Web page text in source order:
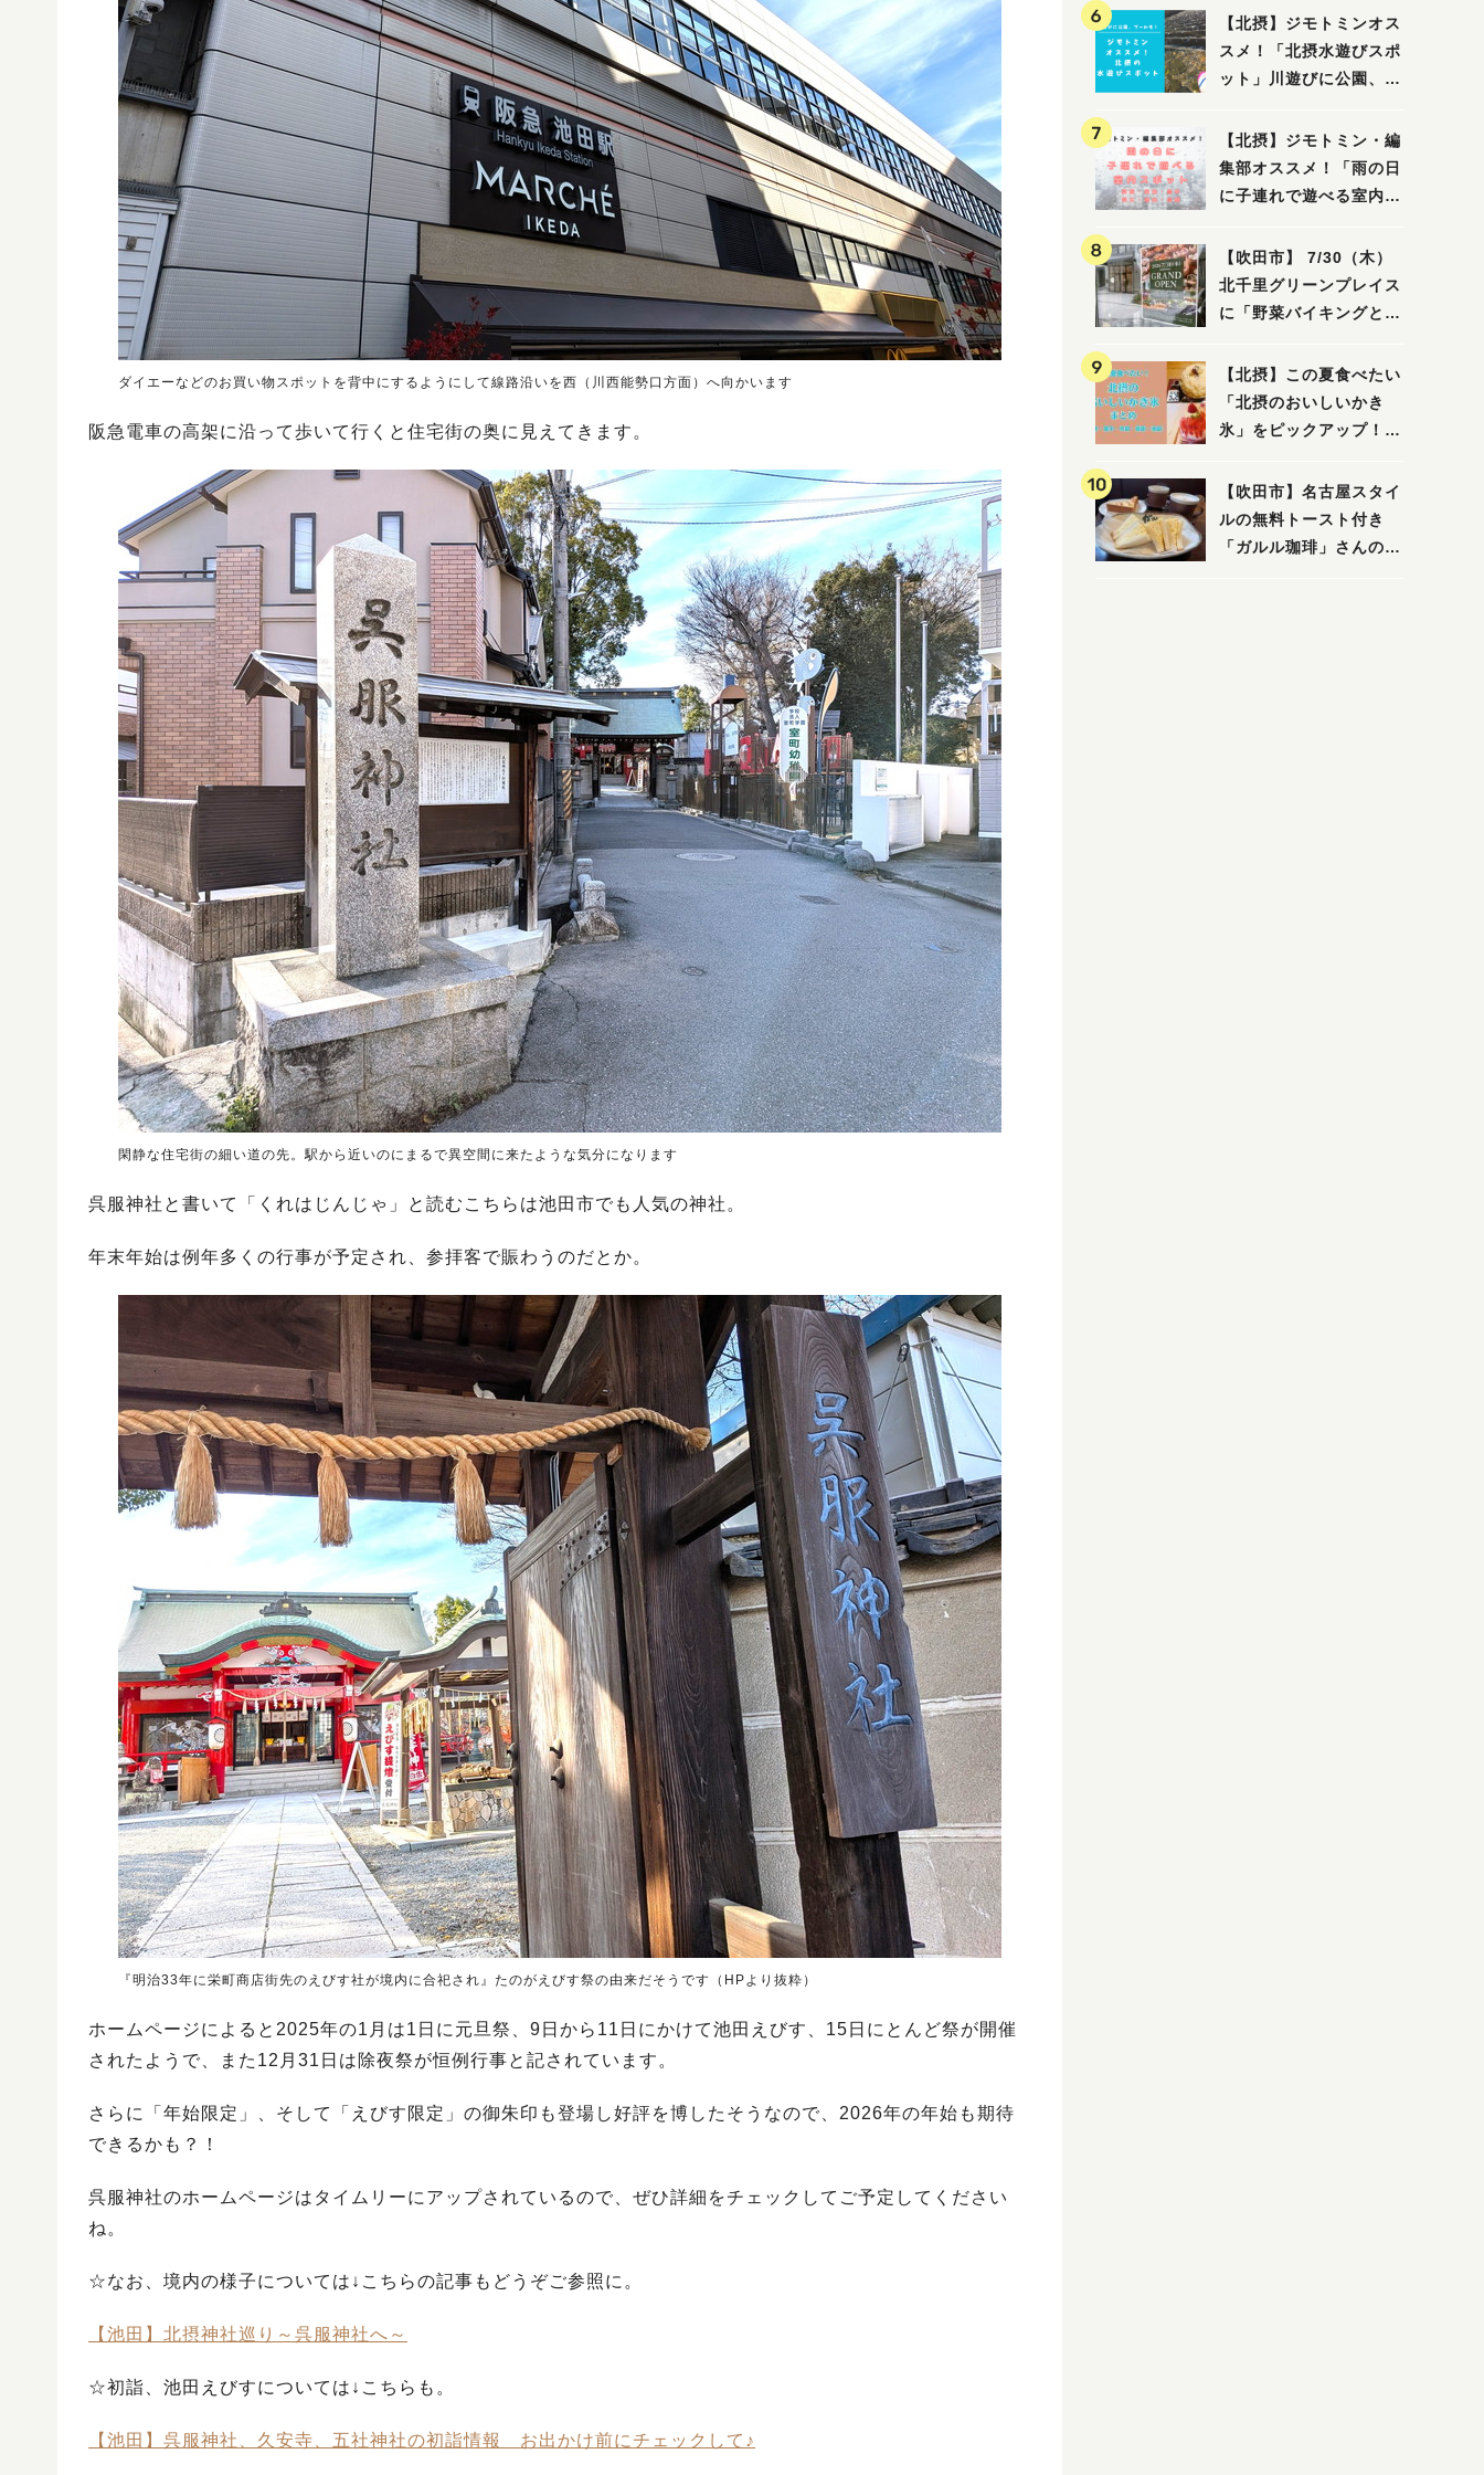
ダイエーなどのお買い物スポットを背中にするようにして線路沿いを西（川西能勢口方面）へ向かいます
阪急電車の高架に沿って歩いて行くと住宅街の奥に見えてきます。
閑静な住宅街の細い道の先。駅から近いのにまるで異空間に来たような気分になります
呉服神社と書いて「くれはじんじゃ」と読むこちらは池田市でも人気の神社。
年末年始は例年多くの行事が予定され、参拝客で賑わうのだとか。
『明治33年に栄町商店街先のえびす社が境内に合祀され』たのがえびす祭の由来だそうです（HPより抜粋）
ホームページによると2025年の1月は1日に元旦祭、9日から11日にかけて池田えびす、15日にとんど祭が開催
されたようで、また12月31日は除夜祭が恒例行事と記されています。
さらに「年始限定」、そして「えびす限定」の御朱印も登場し好評を博したそうなので、2026年の年始も期待
できるかも？！
呉服神社のホームページはタイムリーにアップされているので、ぜひ詳細をチェックしてご予定してください
ね。
☆なお、境内の様子については↓こちらの記事もどうぞご参照に。
【池田】北摂神社巡り～呉服神社へ～
☆初詣、池田えびすについては↓こちらも。
【池田】呉服神社、久安寺、五社神社の初詣情報 お出かけ前にチェックして♪
【北摂】ジモトミンオス
スメ！「北摂水遊びスポ
ット」川遊びに公園、プ
吹田・茨木・高槻）
【北摂】ジモトミン・編
集部オススメ！「雨の日
に子連れで遊べる室内ス
箕面・吹田・豊中・茨
木・池田）
【吹田市】 7/30（木）
北千里グリーンプレイス
に「野菜バイキングと飲
里店」がオープン予定！
【北摂】この夏食べたい
「北摂のおいしいかき
氷」をピックアップ！
面・池田）
【吹田市】名古屋スタイ
ルの無料トースト付き
「ガルル珈琲」さんのお